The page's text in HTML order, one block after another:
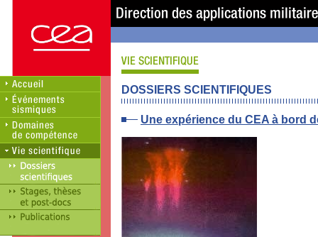
DOSSIERS SCIENTIFIQUES
Une expérience du CEA à bord